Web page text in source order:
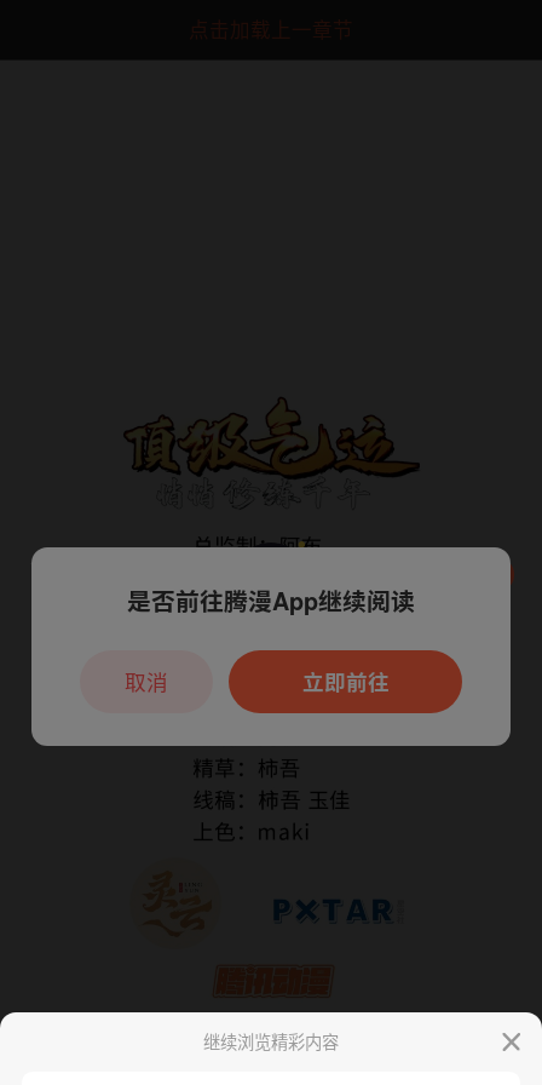
点击加载上一章节
继续浏览精彩内容
本章节仅支持App阅读，可打开App新用
户7天免费看
是否前往腾漫App继续阅读
立即前往
取消